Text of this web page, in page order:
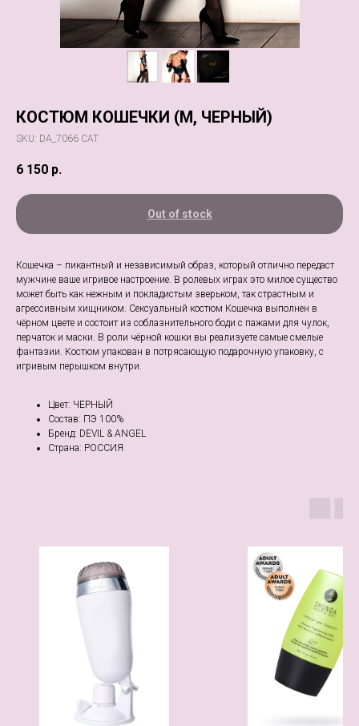
КОСТЮМ КОШЕЧКИ (M, ЧЕРНЫЙ)
SKU: DA_7066 CAT
6 150 р.
Out of stock
Кошечка – пикантный и независимый образ, который отлично передаст
мужчине ваше игривое настроение. В ролевых играх это милое существо
может быть как нежным и покладистым зверьком, так страстным и
агрессивным хищником. Сексуальный костюм Кошечка выполнен в
чёрном цвете и состоит из соблазнительного боди с пажами для чулок,
перчаток и маски. В роли чёрной кошки вы реализуете самые смелые
фантазии. Костюм упакован в потрясающую подарочную упаковку, с
игривым перышком внутри.
Цвет: ЧЕРНЫЙ
Состав: ПЭ 100%
Бренд: DEVIL & ANGEL
Страна: РОССИЯ